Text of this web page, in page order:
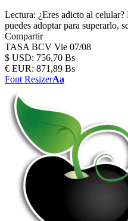
Lectura: ¿Eres adicto al
puedes adoptar para superarlo,
Compartir
TASA BCV Vie 07/08
$ USD: 756,70 Bs
€ EUR: 871,89 Bs
Font ResizerAa